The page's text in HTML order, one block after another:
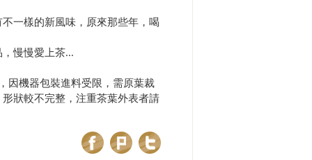
一樣的新風味，原來那些年，喝
慢慢愛上茶...
因機器包裝進料受限，需原葉裁
狀較不完整，注重茶葉外表者請